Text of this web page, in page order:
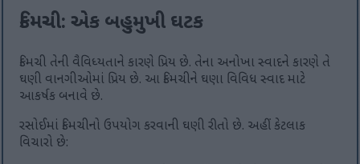
કિમચી: એક બહુમુખી ઘટક
કિમચી તેની વૈવિધ્યતાને કારણે પ્રિય છે. તેના અનોખા સ્વાદને કારણે તે
ઘણી વાનગીઓમાં પ્રિય છે. આ કિમચીને ઘણા વિવિધ સ્વાદ માટે
આકર્ષક બનાવે છે.
રસોઈમાં કિમચીનો ઉપયોગ કરવાની ઘણી રીતો છે. અહીં કેટલાક
વિચારો છે: